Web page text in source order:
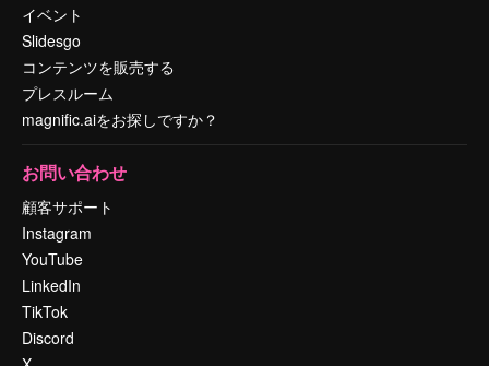
イベント
Slidesgo
コンテンツを販売する
プレスルーム
magnific.aiをお探しですか？
お問い合わせ
顧客サポート
Instagram
YouTube
LinkedIn
TikTok
Discord